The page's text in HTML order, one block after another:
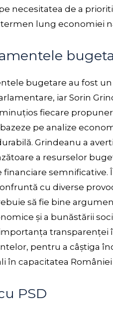
necesitatea de a
lung economiei
bugetare au fost
iar Sorin
fiecare
pe analize
Grindeanu a
a resurselor
financiare
cu diverse
să fie bine
și a bunăstării
transparenței
pentru a câștiga
în capacitatea
PSD